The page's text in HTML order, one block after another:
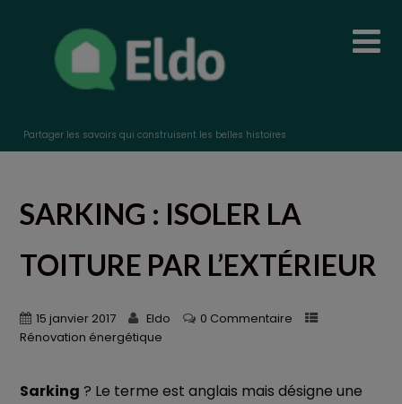
Partager les savoirs qui construisent les belles histoires
SARKING : ISOLER LA
TOITURE PAR L’EXTÉRIEUR
15 janvier 2017 Eldo
0 Commentaire
Rénovation énergétique
Sarking ? Le terme est anglais mais désigne une